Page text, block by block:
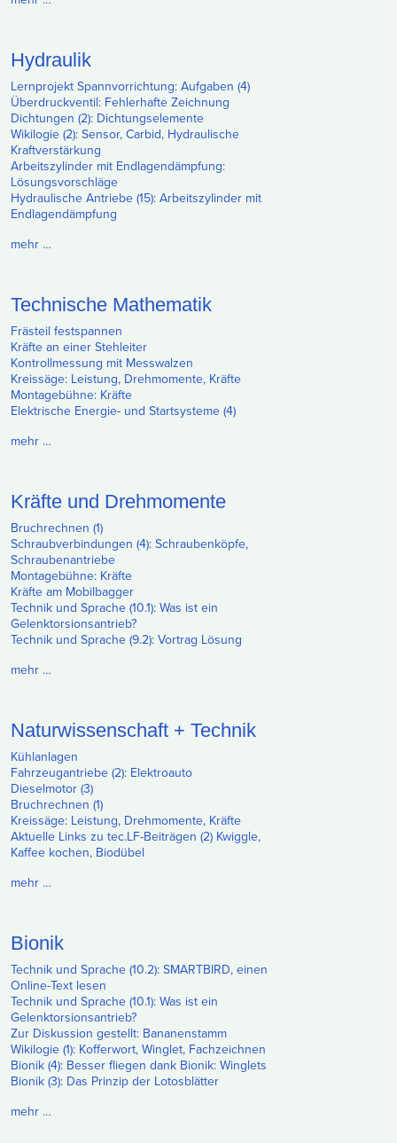
Hydraulik
Lernprojekt Spannvorrichtung: Aufgaben (4)
Überdruckventil: Fehlerhafte Zeichnung
Dichtungen (2): Dichtungselemente
Wikilogie (2): Sensor, Carbid, Hydraulische
Kraftverstärkung
Arbeitszylinder mit Endlagendämpfung:
Lösungsvorschläge
Hydraulische Antriebe (15): Arbeitszylinder mit
Endlagendämpfung
mehr …
Technische Mathematik
Frästeil festspannen
Kräfte an einer Stehleiter
Kontrollmessung mit Messwalzen
Kreissäge: Leistung, Drehmomente, Kräfte
Montagebühne: Kräfte
Elektrische Energie- und Startsysteme (4)
mehr …
Kräfte und Drehmomente
Bruchrechnen (1)
Schraubverbindungen (4): Schraubenköpfe,
Schraubenantriebe
Montagebühne: Kräfte
Kräfte am Mobilbagger
Technik und Sprache (10.1): Was ist ein
Gelenktorsionsantrieb?
Technik und Sprache (9.2): Vortrag Lösung
mehr …
Naturwissenschaft + Technik
Kühlanlagen
Fahrzeugantriebe (2): Elektroauto
Dieselmotor (3)
Bruchrechnen (1)
Kreissäge: Leistung, Drehmomente, Kräfte
Aktuelle Links zu tec.LF-Beiträgen (2) Kwiggle,
Kaffee kochen, Biodübel
mehr …
Bionik
Technik und Sprache (10.2): SMARTBIRD, einen
Online-Text lesen
Technik und Sprache (10.1): Was ist ein
Gelenktorsionsantrieb?
Zur Diskussion gestellt: Bananenstamm
Wikilogie (1): Kofferwort, Winglet, Fachzeichnen
Bionik (4): Besser fliegen dank Bionik: Winglets
Bionik (3): Das Prinzip der Lotosblätter
mehr …